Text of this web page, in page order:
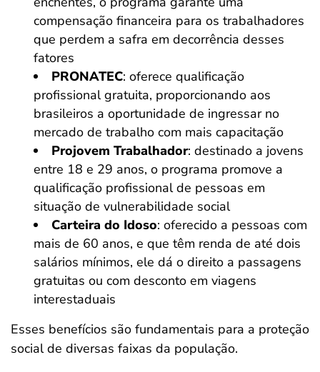
compensação financeira para os trabalhadores
que perdem a safra em decorrência desses
fatores
PRONATEC: oferece qualificação
profissional gratuita, proporcionando aos
brasileiros a oportunidade de ingressar no
mercado de trabalho com mais capacitação
Projovem Trabalhador: destinado a jovens
entre 18 e 29 anos, o programa promove a
qualificação profissional de pessoas em
situação de vulnerabilidade social​
Carteira do Idoso: oferecido a pessoas com
mais de 60 anos, e que têm renda de até dois
salários mínimos, ele dá o direito a passagens
gratuitas ou com desconto em viagens
interestaduais
Esses benefícios são fundamentais para a proteção
social de diversas faixas da população.